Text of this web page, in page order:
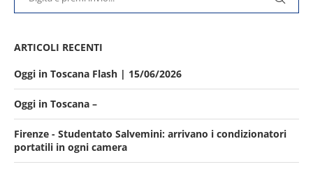
ARTICOLI RECENTI
Oggi in Toscana Flash | 15/06/2026
Oggi in Toscana –
Firenze - Studentato Salvemini: arrivano i condizionatori
portatili in ogni camera